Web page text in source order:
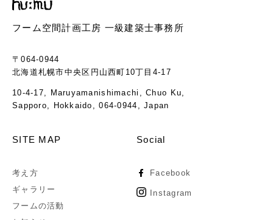
フーム空間計画工房 一級建築士事務所
〒064-0944
北海道札幌市中央区円山西町10丁目4-17
10-4-17, Maruyamanishimachi, Chuo Ku,
Sapporo, Hokkaido, 064-0944, Japan
SITE MAP
考え方
ギャラリー
フームの活動
Social
Facebook
Instagram